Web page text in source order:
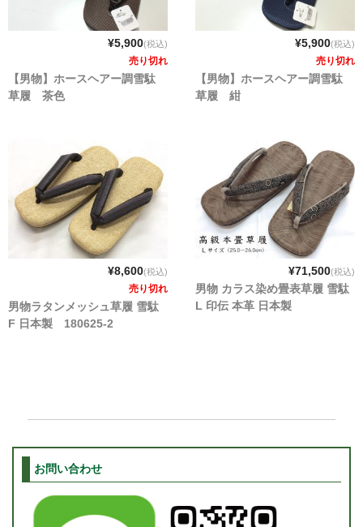
¥5,900(税込)
売り切れ
【男物】ホースヘアー調雪駄
草履 茶色
¥5,900(税込)
売り切れ
【男物】ホースヘアー調雪駄
草履 紺
¥8,600(税込)
売り切れ
男物ラタンメッシュ草履 雪駄
F 日本製 180625-2
¥71,500(税込)
男物 カラス染め畳表草履 雪駄
L 印伝 本革 日本製
お問い合わせ